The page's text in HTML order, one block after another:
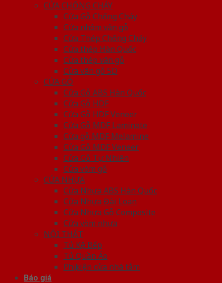
CỬA CHỐNG CHÁY
Cửa Gỗ Chống Cháy
Cửa nhôm vân gỗ
Cửa Thép Chống Cháy
Cửa thép Hàn Quốc
Cửa thép vân gỗ
Cửa vân gỗ 5D
CỬA GỖ
Cửa Gỗ ABS Hàn Quốc
Cửa Gỗ HDF
Cửa Gỗ HDF Veneer
Cửa Gỗ MDF Laminate
Cửa gỗ MDF Melamine
Cửa Gỗ MDF Veneer
Cửa Gỗ Tự Nhiên
Cửa vòm gỗ
CỬA NHỰA
Cửa Nhựa ABS Hàn Quốc
Cửa Nhựa Đài Loan
Cửa Nhựa Gỗ Composite
Cửa vòm nhựa
NỘI THẤT
Tủ Kệ Bếp
Tủ Quần Áo
Phụ kiện cửa nhà tắm
Báo giá